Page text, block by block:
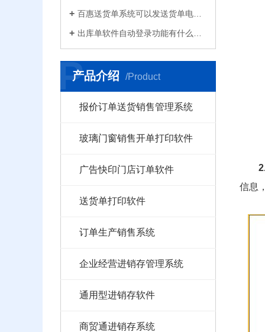
百惠送货单系统可以发送货单电子版给客户微信好友，也可以导出Excel送货单！
出库单软件自动登录功能有什么作用和注意事项？怎么关闭百惠软件打开时自动登录?
产品介绍 /Product
P
报价订单送货销售管理系统
玻璃门窗销售开单打印软件
广告快印门店订单软件
送货单打印软件
订单生产销售系统
企业经营进销存管理系统
通用型进销存软件
商贸通进销存系统
信息